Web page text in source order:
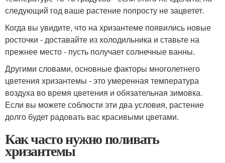
следующий год ваше растение попросту не зацветет.
Когда вы увидите, что на хризантеме появились новые
росточки - доставайте из холодильника и ставьте на
прежнее место - пусть получает солнечные ванны.
Другими словами, основные факторы многолетнего
цветения хризантемы - это умеренная температура
воздуха во время цветения и обязательная зимовка.
Если вы можете соблюсти эти два условия, растение
долго будет радовать вас красивыми цветами.
Как часто нужно поливать
хризантемы